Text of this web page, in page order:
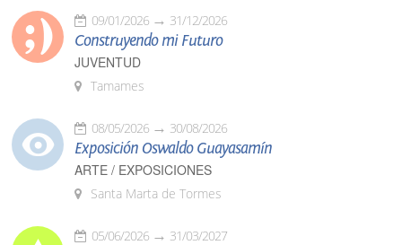
09/01/2026 31/12/2026
Construyendo mi Futuro
JUVENTUD
Tamames
08/05/2026 30/08/2026
Exposición Oswaldo Guayasamín
ARTE / EXPOSICIONES
Santa Marta de Tormes
05/06/2026 31/03/2027